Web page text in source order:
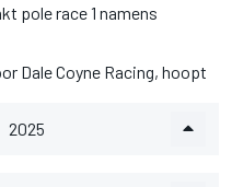
pole race 1 namens
Dale Coyne Racing, hoopt
2025